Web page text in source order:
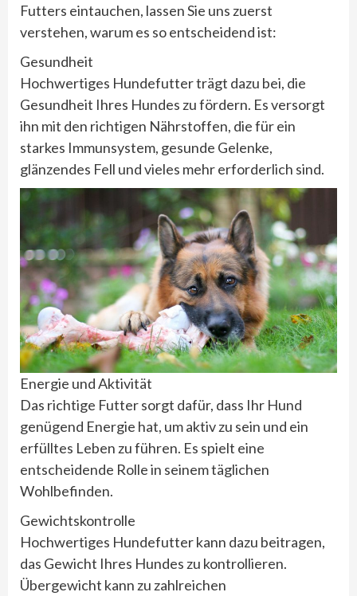
Futters eintauchen, lassen Sie uns zuerst
verstehen, warum es so entscheidend ist:
Gesundheit
Hochwertiges Hundefutter trägt dazu bei, die
Gesundheit Ihres Hundes zu fördern. Es versorgt
ihn mit den richtigen Nährstoffen, die für ein
starkes Immunsystem, gesunde Gelenke,
glänzendes Fell und vieles mehr erforderlich sind.
Energie und Aktivität
Das richtige Futter sorgt dafür, dass Ihr Hund
genügend Energie hat, um aktiv zu sein und ein
erfülltes Leben zu führen. Es spielt eine
entscheidende Rolle in seinem täglichen
Wohlbefinden.
Gewichtskontrolle
Hochwertiges Hundefutter kann dazu beitragen,
das Gewicht Ihres Hundes zu kontrollieren.
Übergewicht kann zu zahlreichen